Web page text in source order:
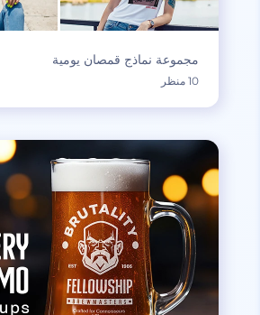
مجموعة نماذج قمصان يومية
10 منظر